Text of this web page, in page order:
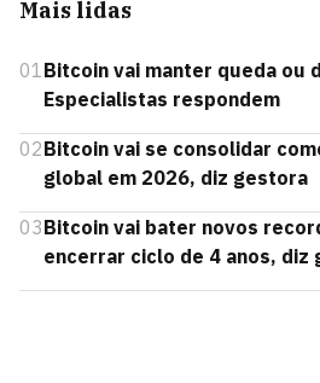
Mais lidas
01Bitcoin vai manter queda ou
Especialistas respondem
02Bitcoin vai se consolidar
global em 2026, diz gestora
03Bitcoin vai bater novos
encerrar ciclo de 4 anos, diz